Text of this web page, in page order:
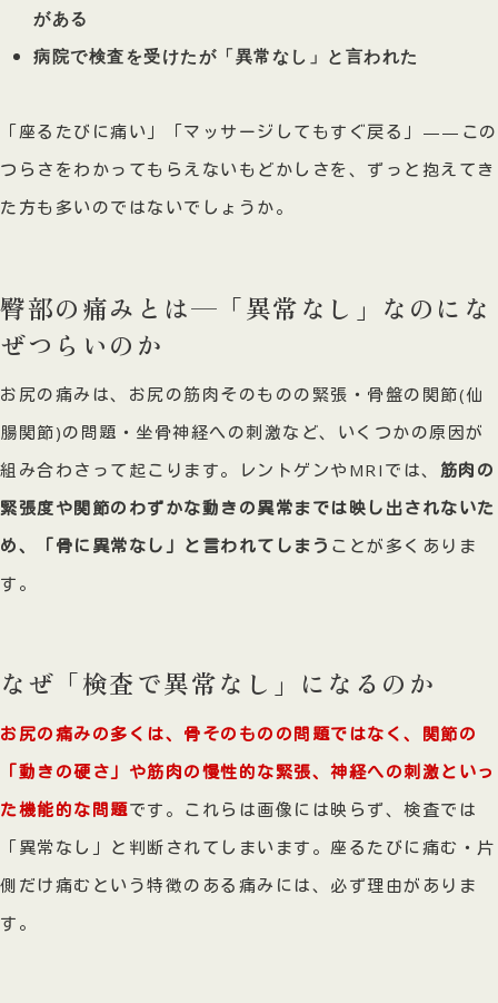
がある
病院で検査を受けたが「異常なし」と言われた
「座るたびに痛い」「マッサージしてもすぐ戻る」——この
つらさをわかってもらえないもどかしさを、ずっと抱えてき
た方も多いのではないでしょうか。
臀部の痛みとは—「異常なし」なのにな
ぜつらいのか
お尻の痛みは、お尻の筋肉そのものの緊張・骨盤の関節(仙
腸関節)の問題・坐骨神経への刺激など、いくつかの原因が
組み合わさって起こります。レントゲンやMRIでは、 筋肉の
緊張度や関節のわずかな動きの異常までは映し出されないた
め、「骨に異常なし」と言われてしまう ことが多くありま
す。
なぜ「検査で異常なし」になるのか
お尻の痛みの多くは、骨そのものの問題ではなく、関節の
「動きの硬さ」や筋肉の慢性的な緊張、神経への刺激といっ
た機能的な問題です。これらは画像には映らず、検査では
「異常なし」と判断されてしまいます。座るたびに痛む・片
側だけ痛むという特徴のある痛みには、必ず理由がありま
す。